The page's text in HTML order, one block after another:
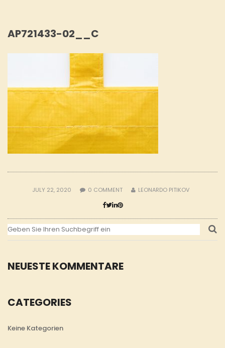
NEUESTE KOMMENTARE
CATEGORIES
Keine Kategorien
AP721433-02__C
JULY 22, 2020 0 COMMENT LEONARDO PITIKOV